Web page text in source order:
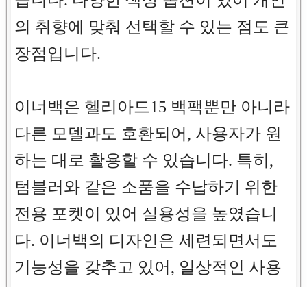
의 취향에 맞춰 선택할 수 있는 점도 큰
장점입니다.
이너백은 헬리아드15 백팩뿐만 아니라
다른 모델과도 호환되어, 사용자가 원
하는 대로 활용할 수 있습니다. 특히,
텀블러와 같은 소품을 수납하기 위한
전용 포켓이 있어 실용성을 높였습니
다. 이너백의 디자인은 세련되면서도
기능성을 갖추고 있어, 일상적인 사용